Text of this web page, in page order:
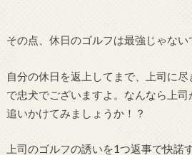
その点、休日のゴルフは最強じゃない
自分の休日を返上してまで、上司に
で忠犬でございますよ。なんなら上
追いかけてみましょうか！？
上司のゴルフの誘いを1つ返事で快諾